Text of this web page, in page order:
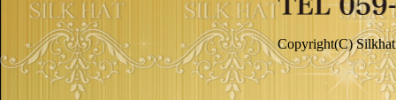
Copyright(C)